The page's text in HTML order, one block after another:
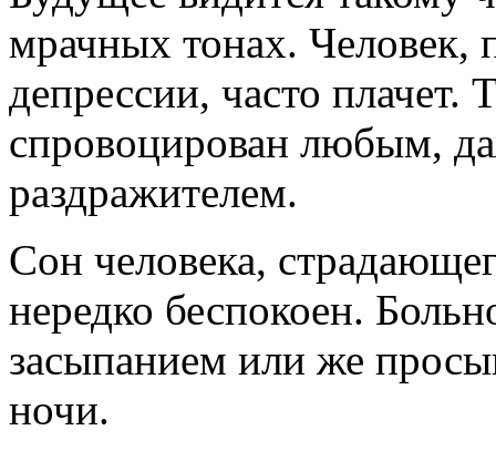
мрачных тонах. Человек,
депрессии, часто
спровоцирован любым,
раздражителем.
Сон человека,
нередко беспокоен.
засыпанием или же
ночи.